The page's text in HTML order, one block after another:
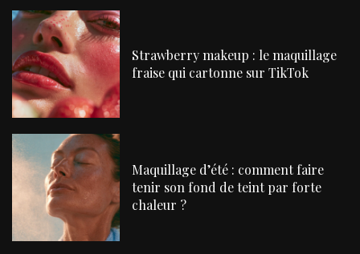
Strawberry makeup : le maquillage
fraise qui cartonne sur TikTok
Maquillage d’été : comment faire
tenir son fond de teint par forte
chaleur ?